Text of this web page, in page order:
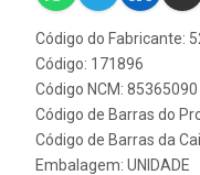
Código do Fabricante:
Código: 171896
Código NCM: 85365090
Código de Barras do
Código de Barras da
Embalagem: UNIDADE